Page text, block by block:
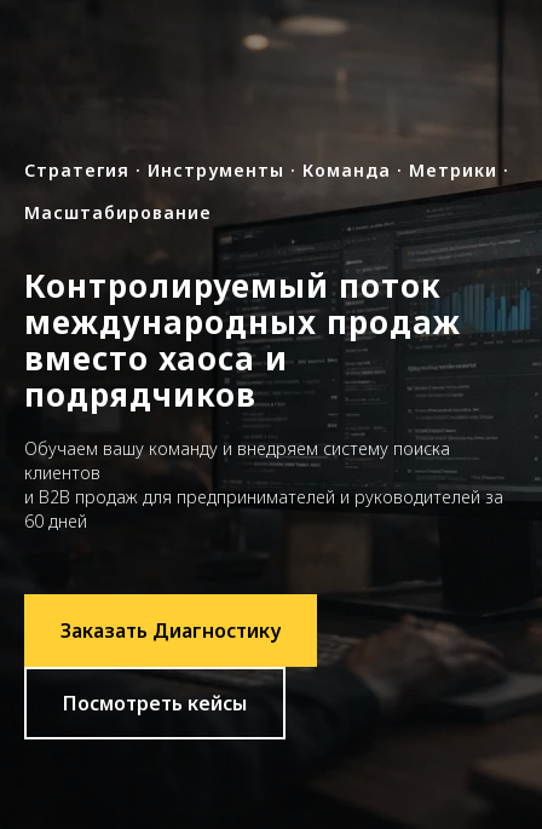
Стратегия · Инструменты · Команда · Метрики ·
Масштабирование
Контролируемый поток
международных продаж
вместо хаоса и
подрядчиков
Обучаем вашу команду и внедряем систему поиска
клиентов
и B2B продаж для предпринимателей и руководителей за
60 дней
Заказать Диагностику
Посмотреть кейсы